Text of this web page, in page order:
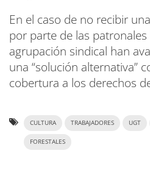
En el caso de no recibir
por parte de las
agrupación sindical han
una “solución alternativa”
cobertura a los derechos
CULTURA TRABAJADORES UGT
FORESTALES